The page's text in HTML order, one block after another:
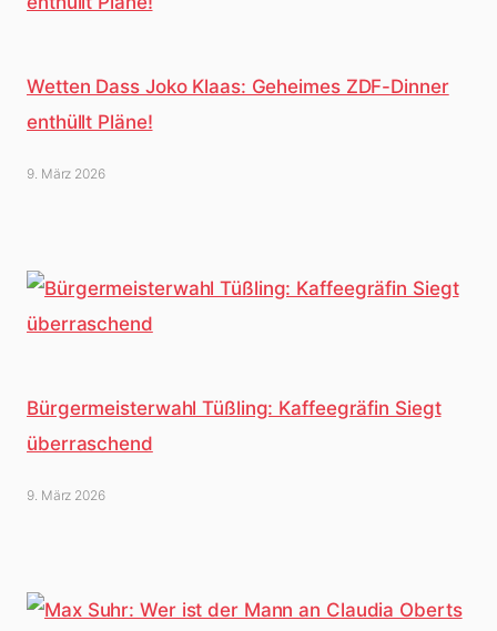
Wetten Dass Joko Klaas: Geheimes ZDF-Dinner
enthüllt Pläne!
9. März 2026
Bürgermeisterwahl Tüßling: Kaffeegräfin Siegt
überraschend
9. März 2026